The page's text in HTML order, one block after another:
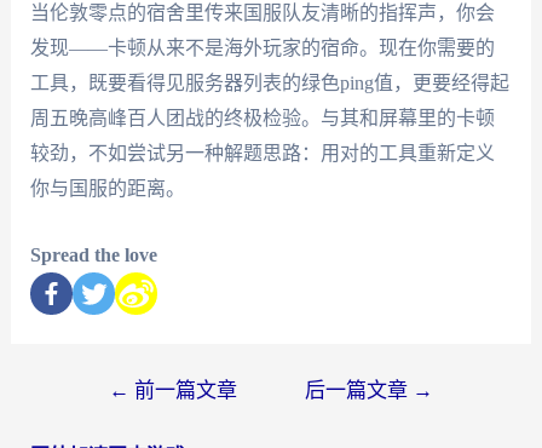
当伦敦零点的宿舍里传来国服队友清晰的指挥声，你会
发现——卡顿从来不是海外玩家的宿命。现在你需要的
工具，既要看得见服务器列表的绿色ping值，更要经得起
周五晚高峰百人团战的终极检验。与其和屏幕里的卡顿
较劲，不如尝试另一种解题思路：用对的工具重新定义
你与国服的距离。
Spread the love
← 前一篇文章 后一篇文章 →